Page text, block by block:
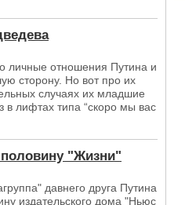
личные отношения Путина и
сторону. Но вот про их
случаях их младшие
в лифтах типа “скоро мы вас
половину "Жизни"
давнего друга Путина
издательского дома "Ньюс